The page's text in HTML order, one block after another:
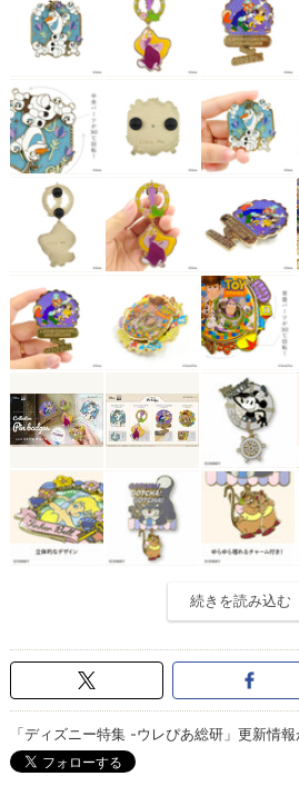
続きを読み込む
「ディズニー特集 -ウレぴあ総研」更新情